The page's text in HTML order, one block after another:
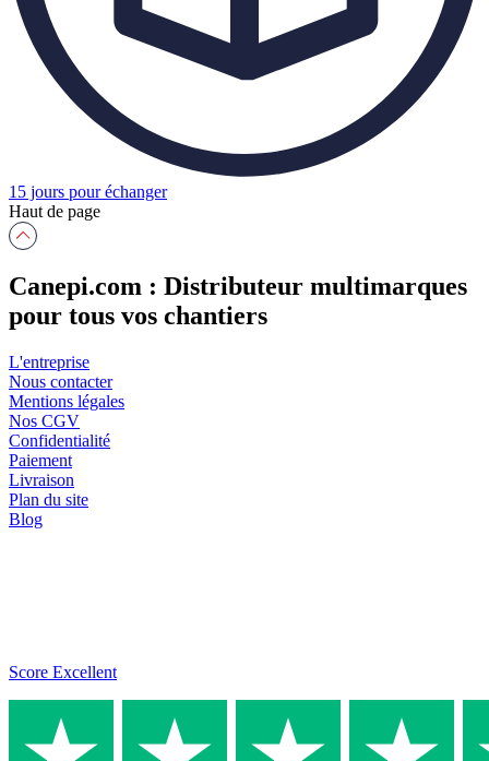
15 jours pour échanger
Haut de page
Canepi.com : Distributeur multimarques
pour tous vos chantiers
L'entreprise
Nous contacter
Mentions légales
Nos CGV
Confidentialité
Paiement
Livraison
Plan du site
Blog
Score Excellent